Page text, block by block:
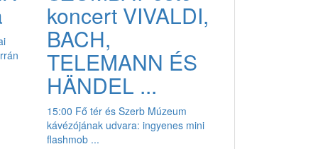
koncert VIVALDI,
BACH,
TELEMANN ÉS
HÄNDEL ...
15:00 Fő tér és Szerb Múzeum
kávézójának udvara: ingyenes mini
flashmob ...